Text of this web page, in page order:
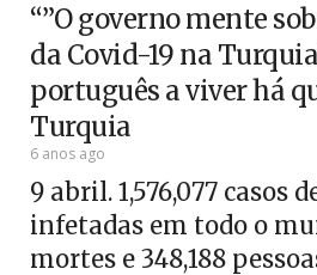
“”O governo mente
da Covid-19 na
português a viver há
Turquia
6 anos ago
9 abril. 1,576,077 casos
infetadas em todo o
mortes e 348,188